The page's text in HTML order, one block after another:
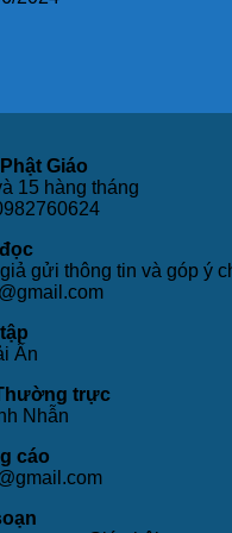
Giáo
15 hàng tháng
gửi thông tin và góp ý
Ấn
trực
Nhẫn
cáo